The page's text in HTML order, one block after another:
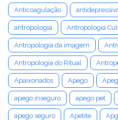
Anticoagulação
antropologia Antropologia
Antropologia da imagem
Antropologia do Ritual
Apaixonados Apego
apego inseguro apego pet
apego seguro Apetite